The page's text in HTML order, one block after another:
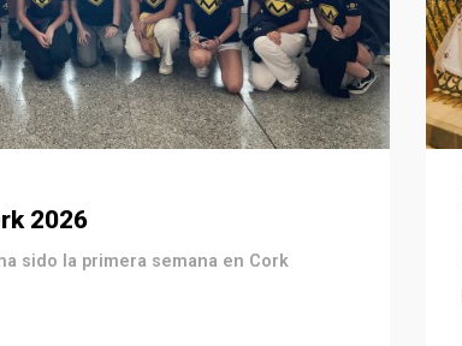
2026
sido la primera semana en Cork